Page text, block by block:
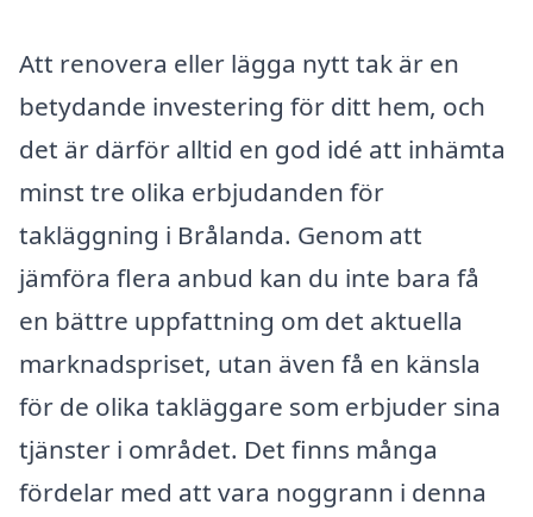
Att renovera eller lägga nytt tak är en
betydande investering för ditt hem, och
det är därför alltid en god idé att inhämta
minst tre olika erbjudanden för
takläggning i Brålanda. Genom att
jämföra flera anbud kan du inte bara få
en bättre uppfattning om det aktuella
marknadspriset, utan även få en känsla
för de olika takläggare som erbjuder sina
tjänster i området. Det finns många
fördelar med att vara noggrann i denna